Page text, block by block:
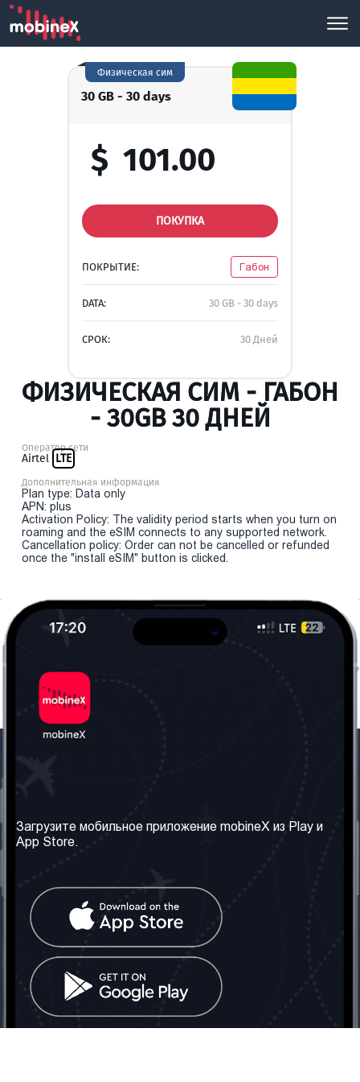
30 GB - 30 days
Физическая сим
$ 101.00
ПОКУПКА
ПОКРЫТИЕ: Габон
DATA: 30 GB - 30 days
СРОК: 30 Дней
ФИЗИЧЕСКАЯ СИМ - ГАБОН
- 30GB 30 ДНЕЙ
Оператор сети
Airtel LTE
Дополнительная информация
Plan type: Data only
APN: plus
Activation Policy: The validity period starts when you turn on
roaming and the eSIM connects to any supported network.
Cancellation policy: Order can not be cancelled or refunded
once the "install eSIM" button is clicked.
Наши сервисы
Правила и Условия
Часто задаваемые
вопросы
Контакт
Грузия: Тбилиси
Телефон: +442030340050
Email:info@mobinex.com
Социальные сети
Загрузите мобильное приложение mobineX из Play и
App Store.